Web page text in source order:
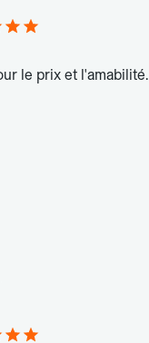
le prix et l'amabilité.